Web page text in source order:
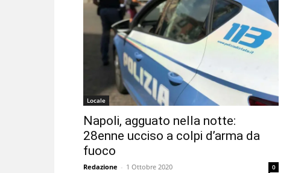
Locale
Napoli, agguato nella notte:
28enne ucciso a colpi d’arma da
fuoco
Redazione - 1 Ottobre 2020 0